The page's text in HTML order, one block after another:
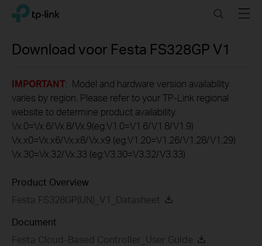
Click
navigation
TP-Link, Reliably Smart SearchMenu
Download voor Festa FS328GP V1
IMPORTANT: Model and hardware version availability
varies by region. Please refer to your TP-Link regional
website to determine product availability.
Vx.0=Vx.6/Vx.8/Vx.9(eg:V1.0=V1.6/V1.8/V1.9)
Vx.x0=Vx.x6/Vx.x8/Vx.x9 (eg:V1.20=V1.26/V1.28/V1.29)
Vx.30=Vx.32/Vx.33 (eg:V3.30=V3.32/V3.33)
Product Overview
Festa FS328GP(UN)_V1_Datasheet
Document
Festa Cloud-Based Controller_User Guide